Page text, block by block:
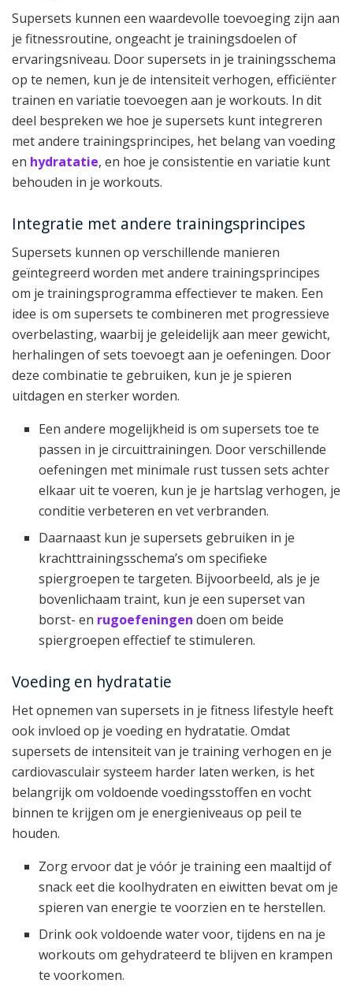
Supersets kunnen een waardevolle toevoeging zijn aan
je fitnessroutine, ongeacht je trainingsdoelen of
ervaringsniveau. Door supersets in je trainingsschema
op te nemen, kun je de intensiteit verhogen, efficiënter
trainen en variatie toevoegen aan je workouts. In dit
deel bespreken we hoe je supersets kunt integreren
met andere trainingsprincipes, het belang van voeding
en hydratatie, en hoe je consistentie en variatie kunt
behouden in je workouts.
Integratie met andere trainingsprincipes
Supersets kunnen op verschillende manieren
geïntegreerd worden met andere trainingsprincipes
om je trainingsprogramma effectiever te maken. Een
idee is om supersets te combineren met progressieve
overbelasting, waarbij je geleidelijk aan meer gewicht,
herhalingen of sets toevoegt aan je oefeningen. Door
deze combinatie te gebruiken, kun je je spieren
uitdagen en sterker worden.
Een andere mogelijkheid is om supersets toe te
passen in je circuittrainingen. Door verschillende
oefeningen met minimale rust tussen sets achter
elkaar uit te voeren, kun je je hartslag verhogen, je
conditie verbeteren en vet verbranden.
Daarnaast kun je supersets gebruiken in je
krachttrainingsschema’s om specifieke
spiergroepen te targeten. Bijvoorbeeld, als je je
bovenlichaam traint, kun je een superset van
borst- en rugoefeningen doen om beide
spiergroepen effectief te stimuleren.
Voeding en hydratatie
Het opnemen van supersets in je fitness lifestyle heeft
ook invloed op je voeding en hydratatie. Omdat
supersets de intensiteit van je training verhogen en je
cardiovasculair systeem harder laten werken, is het
belangrijk om voldoende voedingsstoffen en vocht
binnen te krijgen om je energieniveaus op peil te
houden.
Zorg ervoor dat je vóór je training een maaltijd of
snack eet die koolhydraten en eiwitten bevat om je
spieren van energie te voorzien en te herstellen.
Drink ook voldoende water voor, tijdens en na je
workouts om gehydrateerd te blijven en krampen
te voorkomen.